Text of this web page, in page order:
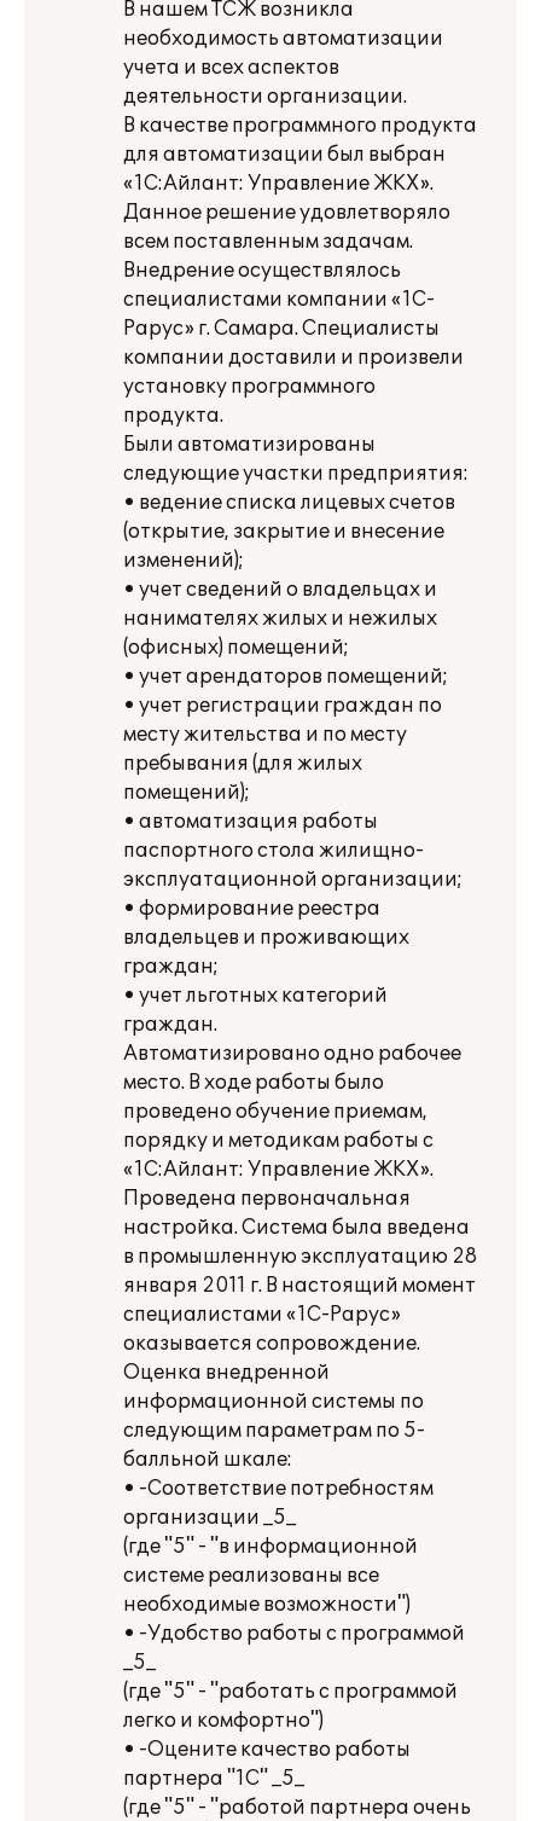
В нашем ТСЖ возникла
необходимость автоматизации
учета и всех аспектов
деятельности организации.
В качестве программного продукта
для автоматизации был выбран
«1С:Айлант: Управление ЖКХ».
Данное решение удовлетворяло
всем поставленным задачам.
Внедрение осуществлялось
специалистами компании «1С-
Рарус» г. Самара. Специалисты
компании доставили и произвели
установку программного
продукта.
Были автоматизированы
следующие участки предприятия:
• ведение списка лицевых счетов
(открытие, закрытие и внесение
изменений);
• учет сведений о владельцах и
нанимателях жилых и нежилых
(офисных) помещений;
• учет арендаторов помещений;
• учет регистрации граждан по
месту жительства и по месту
пребывания (для жилых
помещений);
• автоматизация работы
паспортного стола жилищно-
эксплуатационной организации;
• формирование реестра
владельцев и проживающих
граждан;
• учет льготных категорий
граждан.
Автоматизировано одно рабочее
место. В ходе работы было
проведено обучение приемам,
порядку и методикам работы с
«1С:Айлант: Управление ЖКХ».
Проведена первоначальная
настройка. Система была введена
в промышленную эксплуатацию 28
января 2011 г. В настоящий момент
специалистами «1С-Рарус»
оказывается сопровождение.
Оценка внедренной
информационной системы по
следующим параметрам по 5-
балльной шкале:
• -Соответствие потребностям
организации _5_
(где "5" - "в информационной
системе реализованы все
необходимые возможности")
• -Удобство работы с программой
_5_
(где "5" - "работать с программой
легко и комфортно")
• -Оцените качество работы
партнера "1С" _5_
(где "5" - "работой партнера очень